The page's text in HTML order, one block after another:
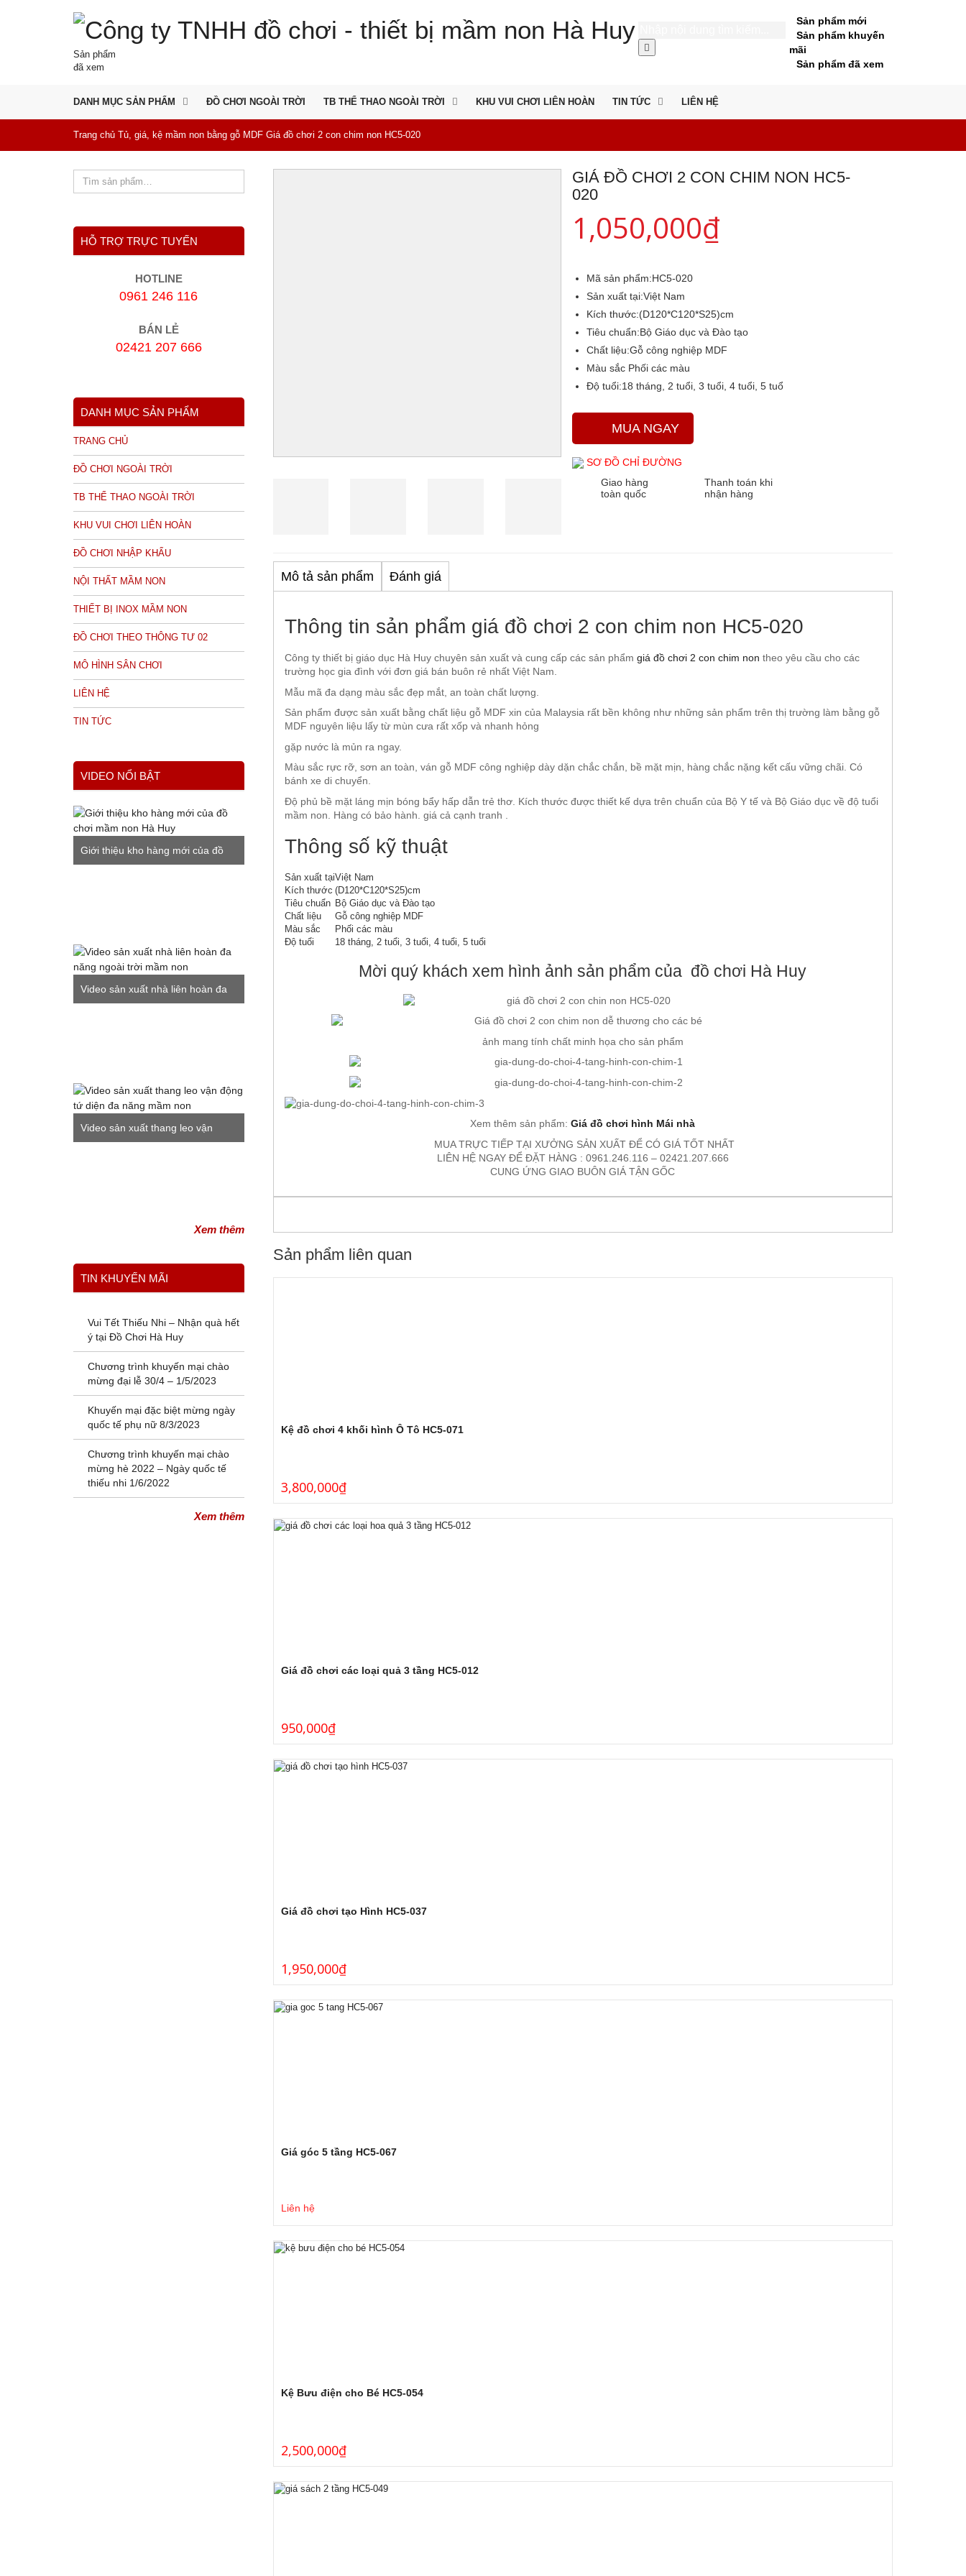
Sản phẩm
đã xem
Sản phẩm mới
Sản phẩm khuyến
mãi
Sản phẩm đã xem
DANH MỤC SẢN PHẨM ĐỒ CHƠI NGOÀI TRỜI TB THỂ THAO NGOÀI TRỜI KHU VUI CHƠI LIÊN HOÀN TIN TỨC LIÊN HỆ
Trang chủ Tủ, giá, kệ mầm non bằng gỗ MDF Giá đồ chơi 2 con chim non HC5-020
GIÁ ĐỒ CHƠI 2 CON CHIM NON HC5-
020
1,050,000₫
Mã sản phẩm:HC5-020
Sản xuất tại:Việt Nam
Kích thước:(D120*C120*S25)cm
Tiêu chuẩn:Bộ Giáo dục và Đào tạo
Chất liệu:Gỗ công nghiệp MDF
Màu sắcPhối các màu
Độ tuổi:18 tháng, 2 tuổi, 3 tuổi, 4 tuổi, 5 tuổ
MUA NGAY
SƠ ĐỒ CHỈ ĐƯỜNG
Giao hàng
toàn quốc
Thanh toán khi
nhận hàng
Mô tả sản phẩm Đánh giá
Thông tin sản phẩm giá đồ chơi 2 con chim non HC5-020
Công ty thiết bị giáo dục Hà Huy chuyên sản xuất và cung cấp các sản phẩm giá đồ chơi 2 con chim non theo yêu cầu cho các
trường học gia đình với đơn giá bán buôn rẻ nhất Việt Nam.
Mẫu mã đa dạng màu sắc đẹp mắt, an toàn chất lượng.
Sản phẩm được sản xuất bằng chất liệu gỗ MDF xin của Malaysia rất bền không như những sản phẩm trên thị trường làm bằng gỗ
MDF nguyên liệu lấy từ mùn cưa rất xốp và nhanh hỏng
gặp nước là mủn ra ngay.
Màu sắc rực rỡ, sơn an toàn, ván gỗ MDF công nghiệp dày dặn chắc chắn, bề mặt mịn, hàng chắc nặng kết cấu vững chãi. Có
bánh xe di chuyển.
Độ phủ bề mặt láng mịn bóng bẩy hấp dẫn trẻ thơ. Kích thước được thiết kế dựa trên chuẩn của Bộ Y tế và Bộ Giáo dục về độ tuổi
mầm non. Hàng có bảo hành. giá cả cạnh tranh .
Thông số kỹ thuật
Sản xuất tạiViệt Nam
Kích thước (D120*C120*S25)cm
Tiêu chuẩn Bộ Giáo dục và Đào tạo
Chất liệu
Gỗ công nghiệp MDF
Màu sắc
Phối các màu
Độ tuổi
18 tháng, 2 tuổi, 3 tuổi, 4 tuổi, 5 tuổi
Mời quý khách xem hình ảnh sản phẩm của đồ chơi Hà Huy
ảnh mang tính chất minh họa cho sản phẩm
Xem thêm sản phẩm:Giá đồ chơi hình Mái nhà
MUA TRỰC TIẾP TẠI XƯỞNG SẢN XUẤT ĐỂ CÓ GIÁ TỐT NHẤT
LIÊN HỆ NGAY ĐỂ ĐẶT HÀNG : 0961.246.116 – 02421.207.666
CUNG ỨNG GIAO BUÔN GIÁ TẬN GỐC
Sản phẩm liên quan
Kệ đồ chơi 4 khối hình Ô Tô HC5-071
3,800,000₫
Giá đồ chơi các loại quả 3 tầng HC5-012
950,000₫
Giá đồ chơi tạo Hình HC5-037
1,950,000₫
Giá góc 5 tầng HC5-067
Liên hệ
Kệ Bưu điện cho Bé HC5-054
2,500,000₫
HỖ TRỢ TRỰC TUYẾN
HOTLINE
0961 246 116
BÁN LẺ
02421 207 666
DANH MỤC SẢN PHẨM
TRANG CHỦ
ĐỒ CHƠI NGOÀI TRỜI
TB THỂ THAO NGOÀI TRỜI
KHU VUI CHƠI LIÊN HOÀN
ĐỒ CHƠI NHẬP KHẨU
NỘI THẤT MẦM NON
THIẾT BỊ INOX MẦM NON
ĐỒ CHƠI THEO THÔNG TƯ 02
MÔ HÌNH SÂN CHƠI
LIÊN HỆ
TIN TỨC
VIDEO NỔI BẬT
Giới thiệu kho hàng mới của đồ
Video sản xuất nhà liên hoàn đa
Video sản xuất thang leo vận
Xem thêm
TIN KHUYẾN MÃI
Vui Tết Thiếu Nhi – Nhận quà hết
ý tại Đồ Chơi Hà Huy
Chương trình khuyến mại chào
mừng đại lễ 30/4 – 1/5/2023
Khuyến mại đặc biệt mừng ngày
quốc tế phụ nữ 8/3/2023
Chương trình khuyến mại chào
mừng hè 2022 – Ngày quốc tế
thiếu nhi 1/6/2022
Xem thêm